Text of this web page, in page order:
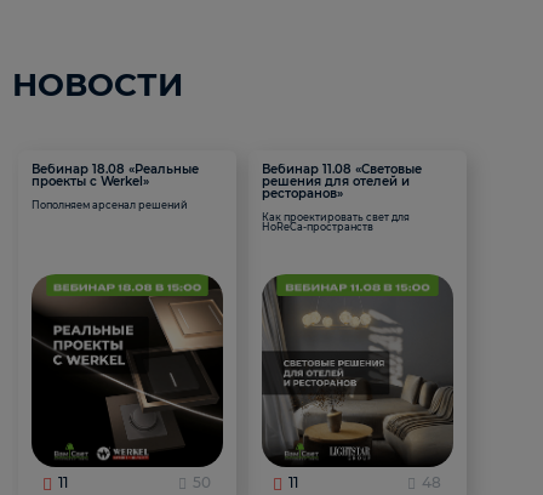
НОВОСТИ
Вебинар 18.08 «Реальные
проекты с Werkel»
Пополняем арсенал решений
11 50
Вебинар 11.08 «Световые
решения для отелей и
ресторанов»
Как проектировать свет для
HoReCa-пространств
11 48